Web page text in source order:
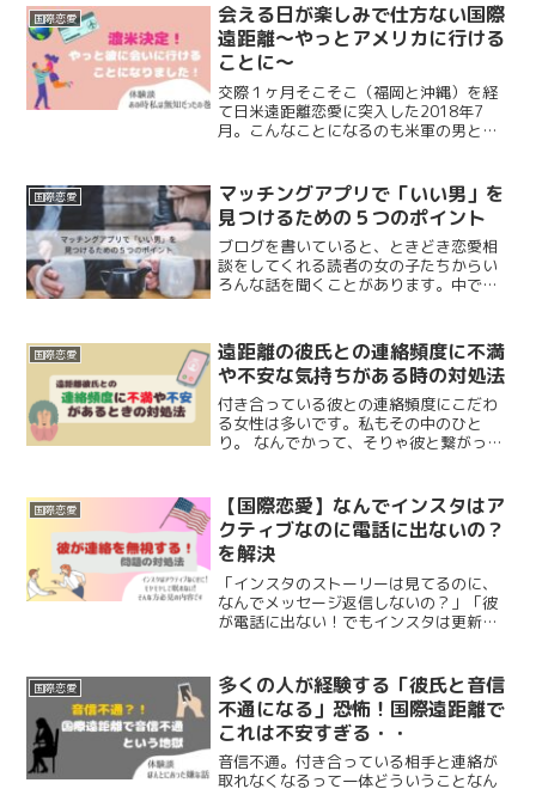
国際恋愛
会える日が楽しみで仕方ない国際
遠距離〜やっとアメリカに行ける
ことに〜
交際１ヶ月そこそこ（福岡と沖縄）を経
て日米遠距離恋愛に突入した2018年7
月。こんなことになるのも米軍の男と付
私はまあ、あれですよ。ちょっと調子に
乗っていたところがあり...
国際恋愛
マッチングアプリで「いい男」を
見つけるための５つのポイント
ブログを書いていると、ときどき恋愛相
談をしてくれる読者の女の子たちからい
ろんな話を聞くことがあります。中でも
性をうまくひっかける最良の手段とも言
えるマッチングアプリです...
国際恋愛
遠距離の彼氏との連絡頻度に不満
や不安な気持ちがある時の対処法
付き合っている彼との連絡頻度にこだわ
る女性は多いです。私もその中のひと
り。 なんでかって、そりゃ彼と繋がって
ないのだから、どうにか繋がっていた
い！と考えればその方法が「...
国際恋愛
【国際恋愛】なんでインスタはア
クティブなのに電話に出ないの？
を解決
「インスタのストーリーは見てるのに、
なんでメッセージ返信しないの？」「彼
が電話に出ない！でもインスタは更新し
性がほぼ全員感じた経験があるはず。特
に夜の時間帯は気になって...
国際恋愛
多くの人が経験する「彼氏と音信
不通になる」恐怖！国際遠距離で
これは不安すぎる・・
音信不通。付き合っている相手と連絡が
取れなくなるって一体どういうことなん